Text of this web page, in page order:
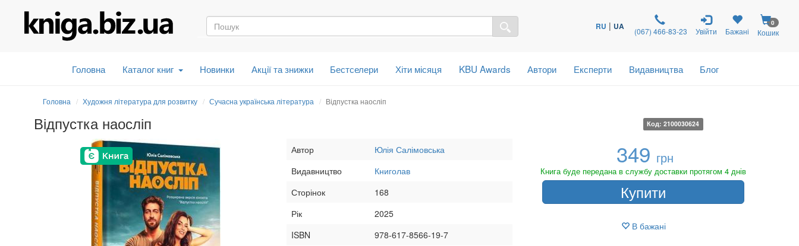
RU | UA (067) 466-83-23 Увійти Бажані
0
Кошик
Головна Каталог книг Новинки Акції та знижки Бестселери Хіти місяця KBU Awards Автори Експерти Видавництва Блог
Головна Художня література для розвитку Сучасна українська література Відпустка наосліп
Відпустка наосліп Код: 2100030624
349 грн
Книга буде передана в службу доставки протягом 4 днів
Купити
В бажані
Автор
Юлія Салімовська
Видавництво
Книголав
Сторінок
168
Рік
2025
ISBN
978-617-8566-19-7